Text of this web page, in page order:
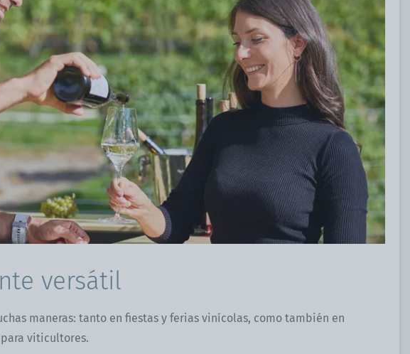
versátil
maneras: tanto en fiestas y ferias vinícolas, como también en
viticultores.